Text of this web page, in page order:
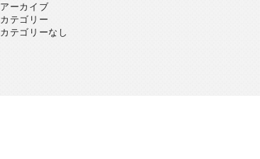
アーカイブ
カテゴリー
カテゴリーなし